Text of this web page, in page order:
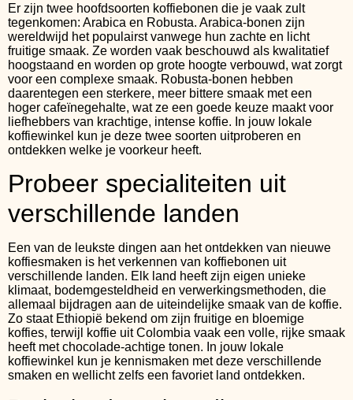
Er zijn twee hoofdsoorten koffiebonen die je vaak zult
tegenkomen: Arabica en Robusta. Arabica-bonen zijn
wereldwijd het populairst vanwege hun zachte en licht
fruitige smaak. Ze worden vaak beschouwd als kwalitatief
hoogstaand en worden op grote hoogte verbouwd, wat zorgt
voor een complexe smaak. Robusta-bonen hebben
daarentegen een sterkere, meer bittere smaak met een
hoger cafeïnegehalte, wat ze een goede keuze maakt voor
liefhebbers van krachtige, intense koffie. In jouw lokale
koffiewinkel kun je deze twee soorten uitproberen en
ontdekken welke je voorkeur heeft.
Probeer specialiteiten uit
verschillende landen
Een van de leukste dingen aan het ontdekken van nieuwe
koffiesmaken is het verkennen van koffiebonen uit
verschillende landen. Elk land heeft zijn eigen unieke
klimaat, bodemgesteldheid en verwerkingsmethoden, die
allemaal bijdragen aan de uiteindelijke smaak van de koffie.
Zo staat Ethiopië bekend om zijn fruitige en bloemige
koffies, terwijl koffie uit Colombia vaak een volle, rijke smaak
heeft met chocolade-achtige tonen. In jouw lokale
koffiewinkel kun je kennismaken met deze verschillende
smaken en wellicht zelfs een favoriet land ontdekken.